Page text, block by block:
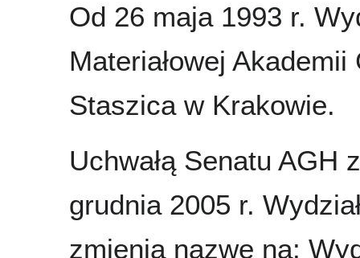
Od 26 maja 1993 r.
Materiałowej
Staszica w Krakowie.
Uchwałą Senatu AGH
grudnia 2005 r.
zmienia nazwę na: